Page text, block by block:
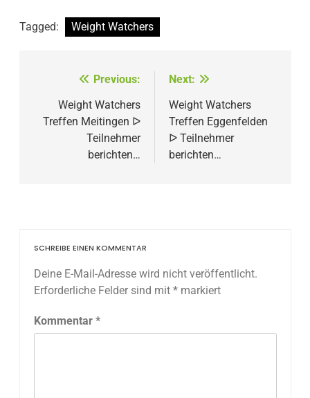
Tagged: Weight Watchers
Beitragsnavigation
Previous:
Weight Watchers
Treffen Meitingen ᐅ
Teilnehmer
berichten…
Next:
Weight Watchers
Treffen Eggenfelden
ᐅ Teilnehmer
berichten…
SCHREIBE EINEN KOMMENTAR
Deine E-Mail-Adresse wird nicht veröffentlicht.
Erforderliche Felder sind mit *markiert
Kommentar *